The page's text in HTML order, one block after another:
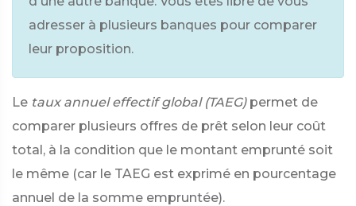
adresser à plusieurs banques pour comparer
leur proposition.
Le taux annuel effectif global (TAEG) permet de
comparer plusieurs offres de prêt selon leur coût
total, à la condition que le montant emprunté soit
le même (car le TAEG est exprimé en pourcentage
annuel de la somme empruntée).